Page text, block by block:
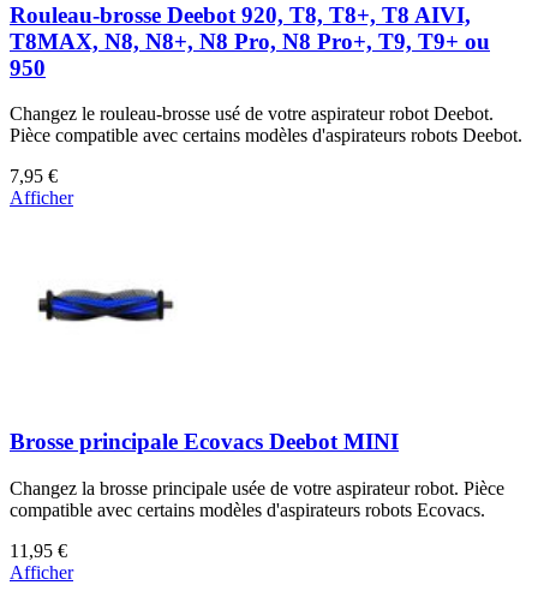
Rouleau-brosse Deebot 920, T8, T8+, T8 AIVI,
T8MAX, N8, N8+, N8 Pro, N8 Pro+, T9, T9+ ou
950
Changez le rouleau-brosse usé de votre aspirateur robot Deebot.
Pièce compatible avec certains modèles d'aspirateurs robots Deebot.
7,95 €
Afficher
Brosse principale Ecovacs Deebot MINI
Changez la brosse principale usée de votre aspirateur robot. Pièce
compatible avec certains modèles d'aspirateurs robots Ecovacs.
11,95 €
Afficher